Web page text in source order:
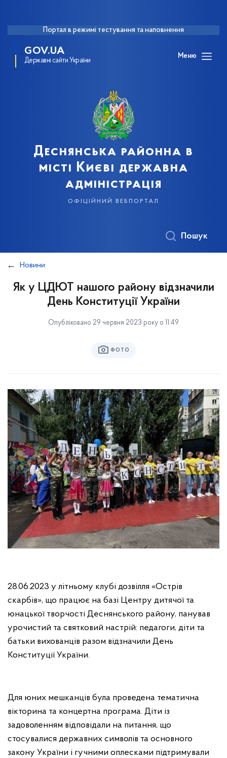
Портал в режимі тестування та наповнення
GOV.UA
Державні сайти України
Меню
Деснянська районна в
місті Києві державна
адміністрація
офіційний вебпортал
Пошук
Новини
Як у ЦДЮТ нашого району відзначили
День Конституції України
Опубліковано 29 червня 2023 року о 11:49
ФОТО
28.06.2023 у літньому клубі дозвілля «Острів
скарбів», що працює на базі Центру дитячої та
юнацької творчості Деснянського району, панував
урочистий та святковий настрій: педагоги, діти та
батьки вихованців разом відзначили День
Конституції України.
Для юних мешканців була проведена тематична
вікторина та концертна програма. Діти із
задоволенням відповідали на питання, що
стосувалися державних символів та основного
закону України і гучними оплесками підтримували